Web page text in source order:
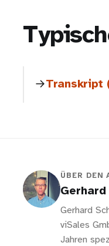
Transkript
ÜBER DEN
Gerhard
viSales
Jahren